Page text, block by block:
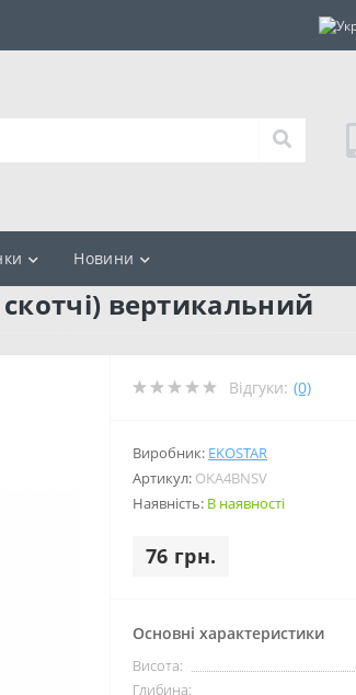
Новини
вертикальний
Відгуки: (0)
Виробник: EKOSTAR
Артикул: OKA4BNSV
Наявність: В наявності
76 грн.
Основні характеристики
Висота:
Глибина: